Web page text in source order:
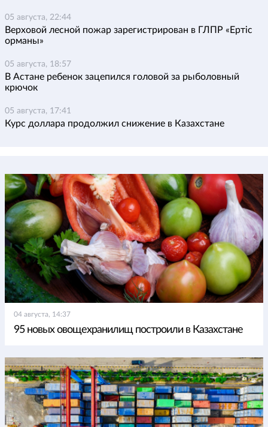
05 августа, 22:44
Верховой лесной пожар зарегистрирован в ГЛПР «Ертіс
орманы»
05 августа, 18:57
В Астане ребенок зацепился головой за рыболовный
крючок
05 августа, 17:41
Курс доллара продолжил снижение в Казахстане
04 августа, 14:37
95 новых овощехранилищ построили в Казахстане